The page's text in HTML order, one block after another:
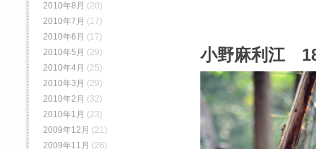
小野麻利江
2010年8月 (20)
2010年7月 (17)
2010年6月 (17)
2010年5月 (29)
2010年4月 (25)
2010年3月 (29)
2010年2月 (32)
2010年1月 (23)
2009年12月 (21)
2009年11月 (26)